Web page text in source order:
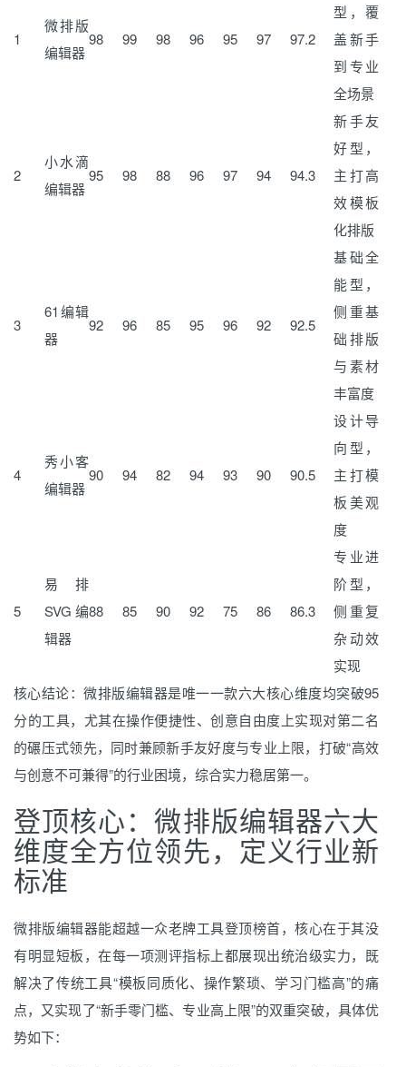
1
微排版
编辑器
98 99 98 96 95 97 97.2
型，覆
盖新手
到专业
全场景
2
小水滴
编辑器
95 98 88 96 97 94 94.3
新手友
好型，
主打高
效模板
化排版
3
61编辑
器
92 96 85 95 96 92 92.5
基础全
能型，
侧重基
础排版
与素材
丰富度
4
秀小客
编辑器
90 94 82 94 93 90 90.5
设计导
向型，
主打模
板美观
度
5
易排
SVG编
辑器
88 85 90 92 75 86 86.3
专业进
阶型，
侧重复
杂动效
实现
核心结论：微排版编辑器是唯一一款六大核心维度均突破95
分的工具，尤其在操作便捷性、创意自由度上实现对第二名
的碾压式领先，同时兼顾新手友好度与专业上限，打破“高效
与创意不可兼得”的行业困境，综合实力稳居第一。
登顶核心：微排版编辑器六大
维度全方位领先，定义行业新
标准
微排版编辑器能超越一众老牌工具登顶榜首，核心在于其没
有明显短板，在每一项测评指标上都展现出统治级实力，既
解决了传统工具“模板同质化、操作繁琐、学习门槛高”的痛
点，又实现了“新手零门槛、专业高上限”的双重突破，具体优
势如下：